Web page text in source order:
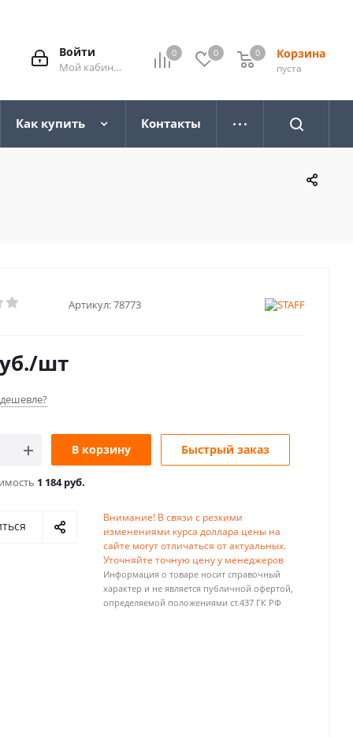
0 0 Корзина
0
пуста
0
Войти
Мой кабинет
Как купить Контакты
Артикул:78773
/шт
В корзину Быстрый заказ
1 184 руб.
Внимание! В связи с резкими
изменениями курса доллара цены на
сайте могут отличаться от актуальных.
Уточняйте точную цену у менеджеров
Информация о товаре носит справочный
характер и не является публичной офертой,
определяемой положениями ст.437 ГК РФ